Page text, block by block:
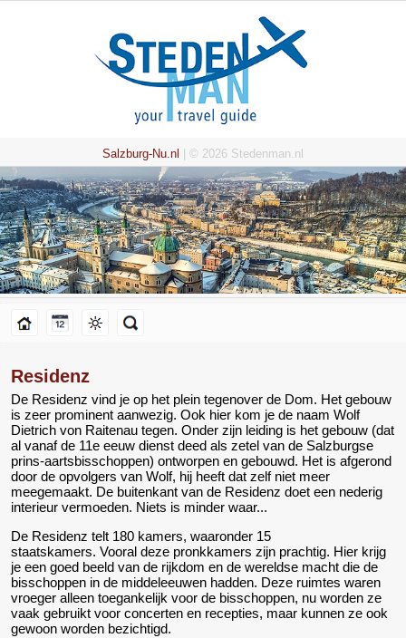
Salzburg-Nu.nl | © 2026 Stedenman.nl
Residenz
De Residenz vind je op het plein tegenover de Dom. Het gebouw
is zeer prominent aanwezig. Ook hier kom je de naam Wolf
Dietrich von Raitenau tegen. Onder zijn leiding is het gebouw (dat
al vanaf de 11e eeuw dienst deed als zetel van de Salzburgse
prins-aartsbisschoppen) ontworpen en gebouwd. Het is afgerond
door de opvolgers van Wolf, hij heeft dat zelf niet meer
meegemaakt. De buitenkant van de Residenz doet een nederig
interieur vermoeden. Niets is minder waar...
De Residenz telt 180 kamers, waaronder 15
staatskamers. Vooral deze pronkkamers zijn prachtig. Hier krijg
je een goed beeld van de rijkdom en de wereldse macht die de
bisschoppen in de middeleeuwen hadden. Deze ruimtes waren
vroeger alleen toegankelijk voor de bisschoppen, nu worden ze
vaak gebruikt voor concerten en recepties, maar kunnen ze ook
gewoon worden bezichtigd.